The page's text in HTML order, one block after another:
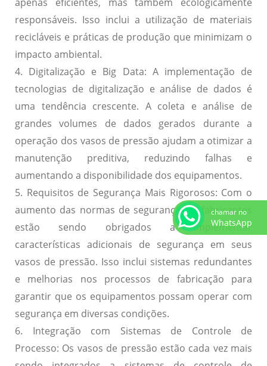
apenas eficientes, mas também ecologicamente
responsáveis. Isso inclui a utilização de materiais
recicláveis e práticas de produção que minimizam o
impacto ambiental.
4. Digitalização e Big Data: A implementação de
tecnologias de digitalização e análise de dados é
uma tendência crescente. A coleta e análise de
grandes volumes de dados gerados durante a
operação dos vasos de pressão ajudam a otimizar a
manutenção preditiva, reduzindo falhas e
aumentando a disponibilidade dos equipamentos.
5. Requisitos de Segurança Mais Rigorosos: Com o
aumento das normas de segurança, os fabricantes
estão sendo obrigados a implementar
características adicionais de segurança em seus
vasos de pressão. Isso inclui sistemas redundantes
e melhorias nos processos de fabricação para
garantir que os equipamentos possam operar com
segurança em diversas condições.
6. Integração com Sistemas de Controle de
Processo: Os vasos de pressão estão cada vez mais
chamar no
WhatsApp